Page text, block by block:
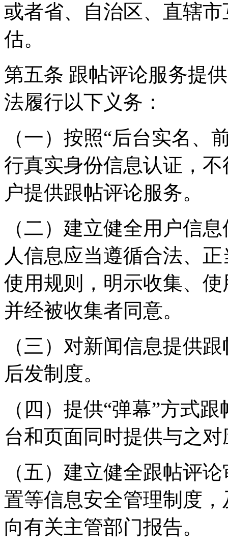
或者省、自治区、直辖
估。
第五条 跟帖评论服务提
法履行以下义务：
（一）按照“后台实名、
行真实身份信息认证，
户提供跟帖评论服务。
（二）建立健全用户信
人信息应当遵循合法、
使用规则，明示收集、
并经被收集者同意。
（三）对新闻信息提供
后发制度。
（四）提供“弹幕”方式
台和页面同时提供与之
（五）建立健全跟帖评
置等信息安全管理制度
向有关主管部门报告。